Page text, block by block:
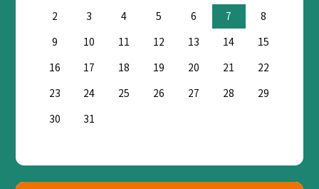
2
3 4 5 6 7
8
9
10 11 12 13 14
15
16
17 18 19 20 21
22
23
24 25 26 27 28
29
30
31